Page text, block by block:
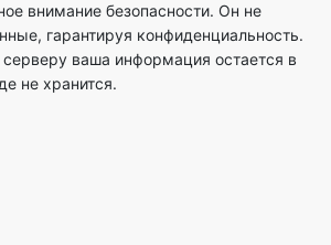
внимание безопасности. Он не
гарантируя конфиденциальность.
ваша информация остается в
не хранится.